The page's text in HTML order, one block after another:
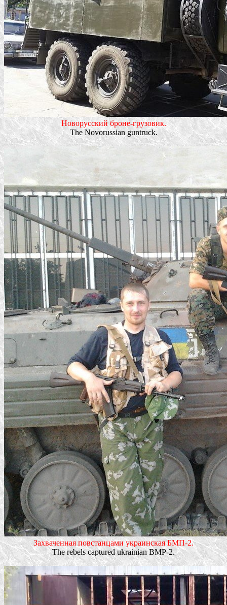
Новорусский броне-грузовик.
The Novorussian guntruck.
Захваченная повстанцами украинская БМП-2.
The rebels captured ukrainian BMP-2.